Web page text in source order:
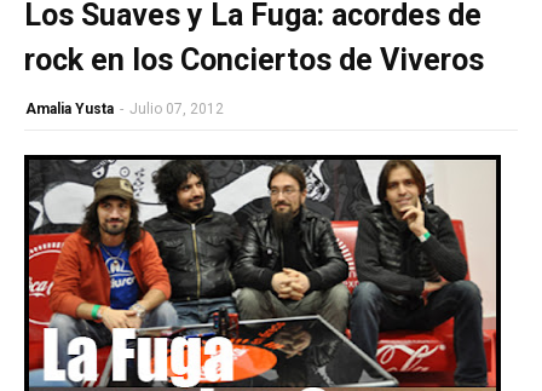
Los Suaves y La Fuga: acordes de
rock en los Conciertos de Viveros
Amalia Yusta - Julio 07, 2012